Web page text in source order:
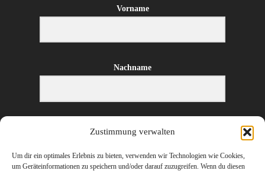
Zustimmung verwalten
Um dir ein optimales Erlebnis zu bieten, verwenden wir Technologien wie Cookies,
um Geräteinformationen zu speichern und/oder darauf zuzugreifen. Wenn du diesen
Vorname
Nachname
E-Mail-Adresse